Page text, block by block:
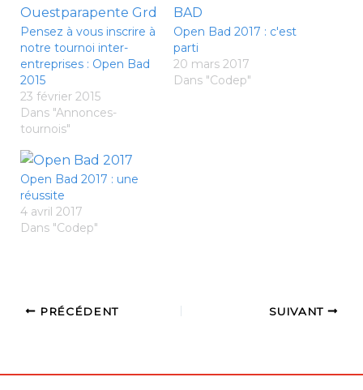
Pensez à vous inscrire à
notre tournoi inter-
entreprises : Open Bad
2015
23 février 2015
Dans "Annonces-
tournois"
Open Bad 2017 : c'est
parti
20 mars 2017
Dans "Codep"
Open Bad 2017 : une
réussite
4 avril 2017
Dans "Codep"
PRÉCÉDENT SUIVANT